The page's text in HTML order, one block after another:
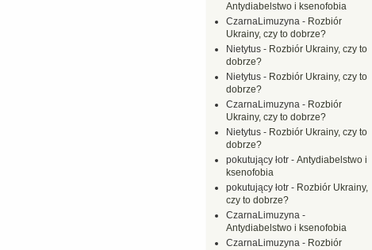
Antydiabelstwo i ksenofobia
CzarnaLimuzyna - Rozbiór
Ukrainy, czy to dobrze?
Nietytus - Rozbiór Ukrainy, czy to
dobrze?
Nietytus - Rozbiór Ukrainy, czy to
dobrze?
CzarnaLimuzyna - Rozbiór
Ukrainy, czy to dobrze?
Nietytus - Rozbiór Ukrainy, czy to
dobrze?
pokutujący łotr - Antydiabelstwo i
ksenofobia
pokutujący łotr - Rozbiór Ukrainy,
czy to dobrze?
CzarnaLimuzyna -
Antydiabelstwo i ksenofobia
CzarnaLimuzyna - Rozbiór